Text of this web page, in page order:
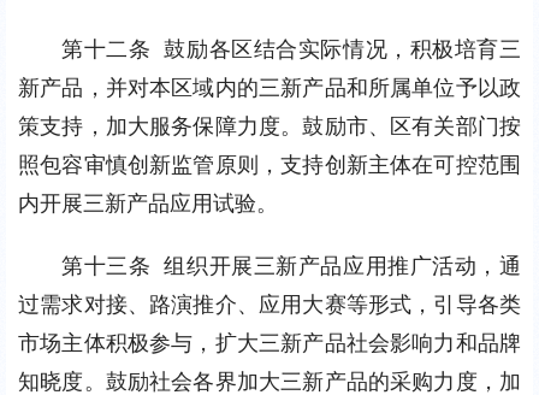
第十二条  鼓励各区结合实际情况，积极培育三
新产品，并对本区域内的三新产品和所属单位予以政
策支持，加大服务保障力度。鼓励市、区有关部门按
照包容审慎创新监管原则，支持创新主体在可控范围
内开展三新产品应用试验。
第十三条  组织开展三新产品应用推广活动，通
过需求对接、路演推介、应用大赛等形式，引导各类
市场主体积极参与，扩大三新产品社会影响力和品牌
知晓度。鼓励社会各界加大三新产品的采购力度，加